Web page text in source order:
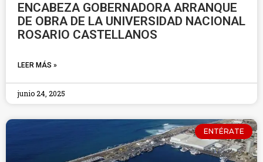
ENCABEZA GOBERNADORA ARRANQUE
DE OBRA DE LA UNIVERSIDAD NACIONAL
ROSARIO CASTELLANOS
LEER MÁS »
junio 24, 2025
ENTÉRATE